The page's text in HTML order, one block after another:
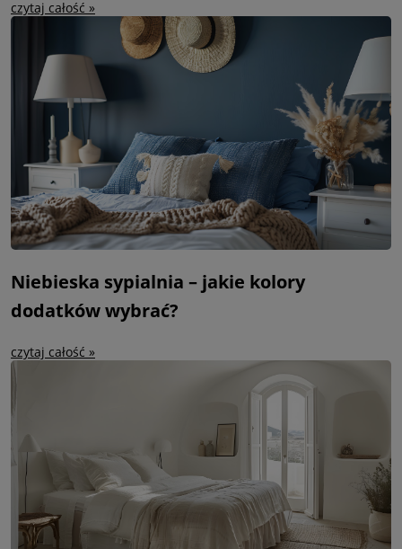
czytaj całość »
Niebieska sypialnia – jakie kolory
dodatków wybrać?
czytaj całość »